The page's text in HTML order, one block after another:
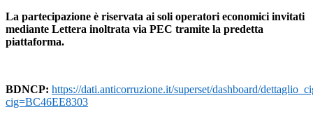
La partecipazione è riservata ai soli operatori economici invitati
mediante Lettera inoltrata via PEC tramite la predetta
piattaforma.
BDNCP: https://dati.anticorruzione.it/superset/dashboard/
cig=BC46EE8303